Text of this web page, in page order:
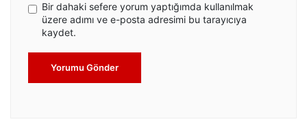
Bir dahaki sefere yorum yaptığımda kullanılmak
üzere adımı ve e-posta adresimi bu tarayıcıya
kaydet.
Yorumu Gönder